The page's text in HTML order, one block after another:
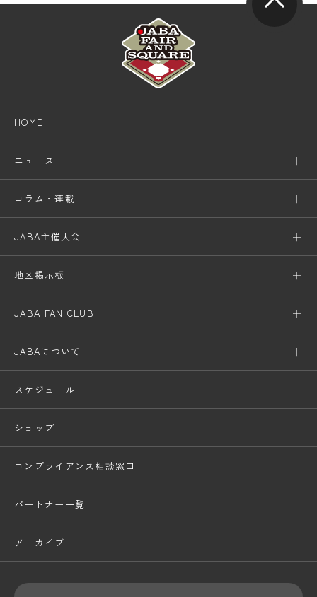
HOME
ニュース
コラム・連載
JABA主催大会
地区掲示板
JABA FAN CLUB
JABAについて
スケジュール
ショップ
コンプライアンス相談窓口
パートナー一覧
アーカイブ